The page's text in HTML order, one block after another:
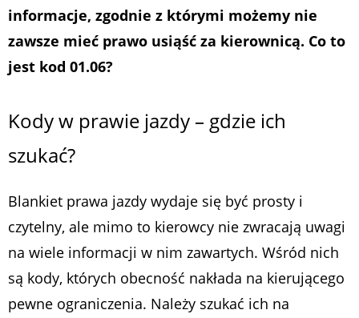
informacje, zgodnie z którymi możemy nie
zawsze mieć prawo usiąść za kierownicą. Co to
jest kod 01.06?
Kody w prawie jazdy – gdzie ich
szukać?
Blankiet prawa jazdy wydaje się być prosty i
czytelny, ale mimo to kierowcy nie zwracają uwagi
na wiele informacji w nim zawartych. Wśród nich
są kody, których obecność nakłada na kierującego
pewne ograniczenia. Należy szukać ich na